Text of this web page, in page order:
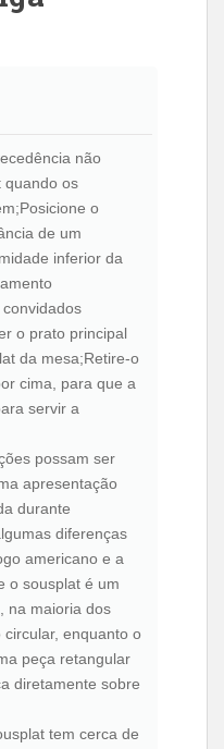
não
quando os
o
de um
inferior da
o prato principal
da mesa;Retire-o
cima, para que a
servir a
possam ser
apresentação
durante
diferenças
americano e a
o sousplat é um
na maioria dos
enquanto o
peça retangular
diretamente sobre
tem cerca de